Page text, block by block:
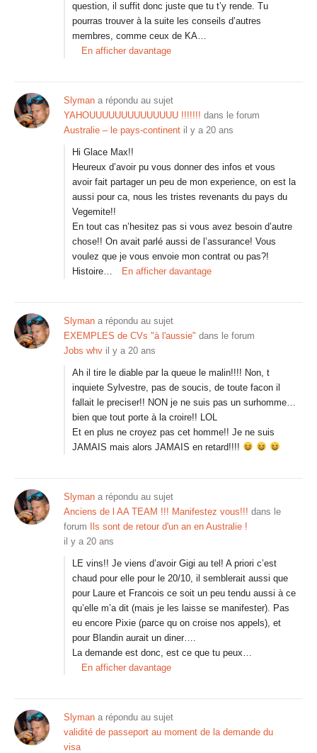
question, il suffit donc juste que tu t’y rende. Tu
pourras trouver à la suite les conseils d’autres
membres, comme ceux de KA…
En afficher davantage
Slyman a répondu au sujet
YAHOUUUUUUUUUUUUUU !!!!!!! dans le forum
Australie – le pays-continent il y a 20 ans
Hi Glace Max!!
Heureux d’avoir pu vous donner des infos et vous
avoir fait partager un peu de mon experience, on est la
aussi pour ca, nous les tristes revenants du pays du
Vegemite!!
En tout cas n’hesitez pas si vous avez besoin d’autre
chose!! On avait parlé aussi de l’assurance! Vous
voulez que je vous envoie mon contrat ou pas?!
Histoire…
En afficher davantage
Slyman a répondu au sujet
EXEMPLES de CVs "à l'aussie" dans le forum
Jobs whv il y a 20 ans
Ah il tire le diable par la queue le malin!!!! Non, t
inquiete Sylvestre, pas de soucis, de toute facon il
fallait le preciser!! NON je ne suis pas un surhomme…
bien que tout porte à la croire!! LOL
Et en plus ne croyez pas cet homme!! Je ne suis
JAMAIS mais alors JAMAIS en retard!!!!
Slyman a répondu au sujet
Anciens de l AA TEAM !!! Manifestez vous!!! dans le
forum
Ils sont de retour d'un an en Australie !
il y a 20 ans
LE vins!! Je viens d’avoir Gigi au tel! A priori c’est
chaud pour elle pour le 20/10, il semblerait aussi que
pour Laure et Francois ce soit un peu tendu aussi à ce
qu’elle m’a dit (mais je les laisse se manifester). Pas
eu encore Pixie (parce qu on croise nos appels), et
pour Blandin aurait un diner….
La demande est donc, est ce que tu peux…
En afficher davantage
Slyman a répondu au sujet
validité de passeport au moment de la demande du
visa